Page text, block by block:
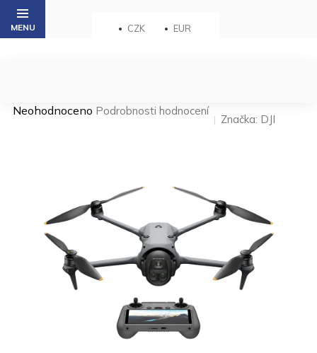
Přejít
obsah
CZK EUR
Průměrné
Neohodnoceno Podrobnosti hodnocení
Značka: DJI